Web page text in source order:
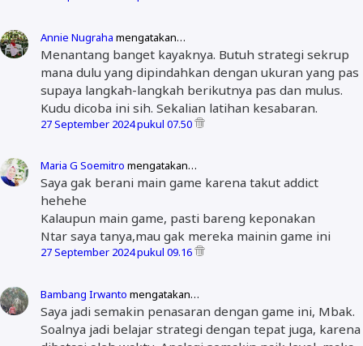
Annie Nugraha mengatakan…
Menantang banget kayaknya. Butuh strategi sekrup
mana dulu yang dipindahkan dengan ukuran yang pas
supaya langkah-langkah berikutnya pas dan mulus.
Kudu dicoba ini sih. Sekalian latihan kesabaran.
27 September 2024 pukul 07.50
Maria G Soemitro mengatakan…
Saya gak berani main game karena takut addict
hehehe
Kalaupun main game, pasti bareng keponakan
Ntar saya tanya,mau gak mereka mainin game ini
27 September 2024 pukul 09.16
Bambang Irwanto mengatakan…
Saya jadi semakin penasaran dengan game ini, Mbak.
Soalnya jadi belajar strategi dengan tepat juga, karena